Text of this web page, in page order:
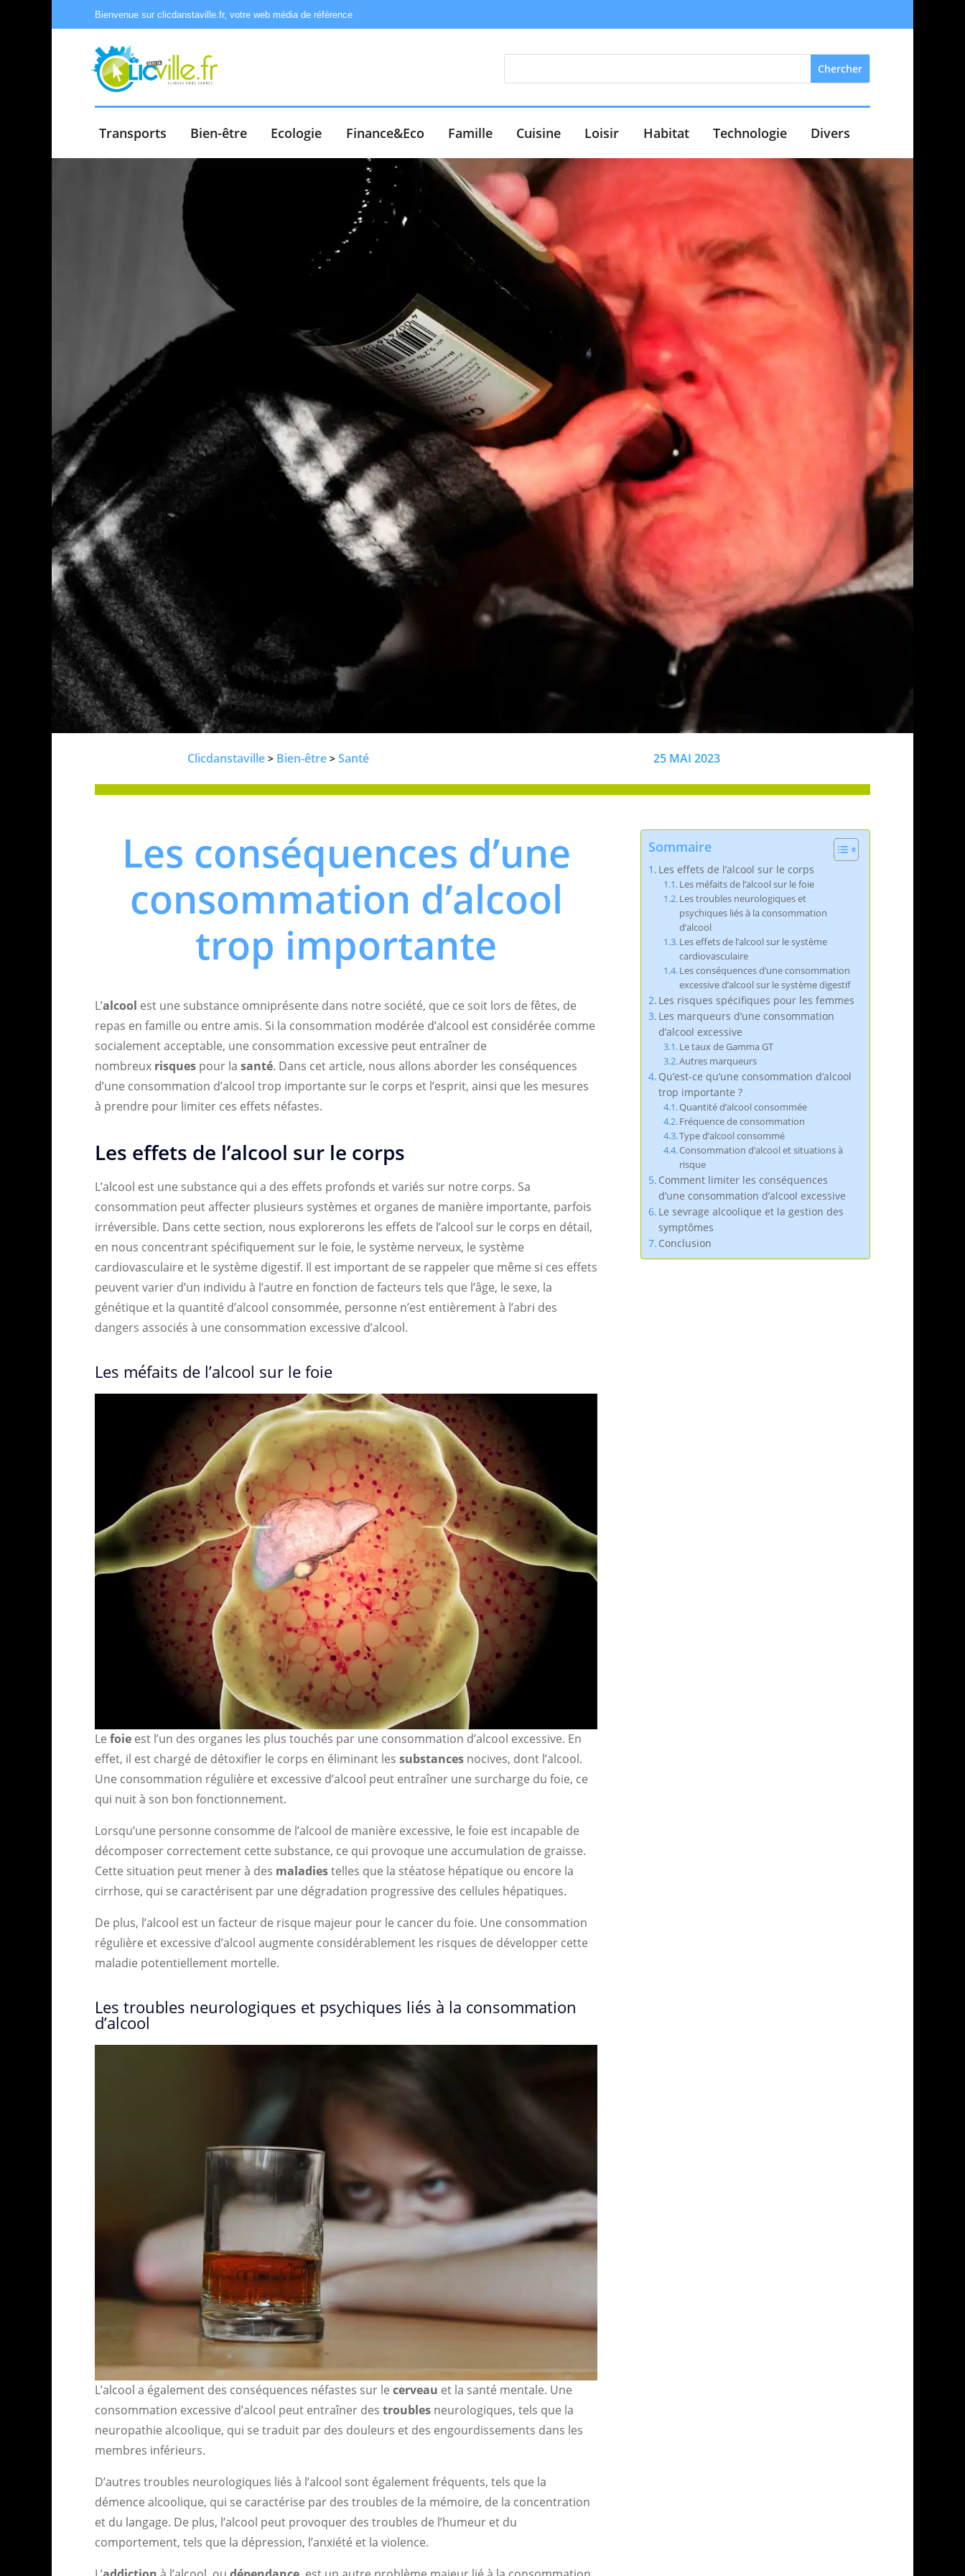
Bienvenue sur clicdanstaville.fr, votre web média de référence
Transports Bien-être Ecologie Finance&Eco Famille Cuisine Loisir Habitat Technologie Divers
Clicdanstaville> Bien-être> Santé 25 MAI 2023
Les conséquences d’une
consommation d’alcool
trop importante
L’alcool est une substance omniprésente dans notre société, que ce soit lors de fêtes, de
repas en famille ou entre amis. Si la consommation modérée d’alcool est considérée comme
socialement acceptable, une consommation excessive peut entraîner de
nombreux risques pour la santé. Dans cet article, nous allons aborder les conséquences
d’une consommation d’alcool trop importante sur le corps et l’esprit, ainsi que les mesures
à prendre pour limiter ces effets néfastes.
Les effets de l’alcool sur le corps
L’alcool est une substance qui a des effets profonds et variés sur notre corps. Sa
consommation peut affecter plusieurs systèmes et organes de manière importante, parfois
irréversible. Dans cette section, nous explorerons les effets de l’alcool sur le corps en détail,
en nous concentrant spécifiquement sur le foie, le système nerveux, le système
cardiovasculaire et le système digestif. Il est important de se rappeler que même si ces effets
peuvent varier d’un individu à l’autre en fonction de facteurs tels que l’âge, le sexe, la
génétique et la quantité d’alcool consommée, personne n’est entièrement à l’abri des
dangers associés à une consommation excessive d’alcool.
Les méfaits de l’alcool sur le foie
Le foie est l’un des organes les plus touchés par une consommation d’alcool excessive. En
effet, il est chargé de détoxifier le corps en éliminant les substances nocives, dont l’alcool.
Une consommation régulière et excessive d’alcool peut entraîner une surcharge du foie, ce
qui nuit à son bon fonctionnement.
Lorsqu’une personne consomme de l’alcool de manière excessive, le foie est incapable de
décomposer correctement cette substance, ce qui provoque une accumulation de graisse.
Cette situation peut mener à des maladiestelles que la stéatose hépatique ou encore la
cirrhose, qui se caractérisent par une dégradation progressive des cellules hépatiques.
De plus, l’alcool est un facteur de risque majeur pour le cancer du foie. Une consommation
régulière et excessive d’alcool augmente considérablement les risques de développer cette
maladie potentiellement mortelle.
Les troubles neurologiques et psychiques liés à la consommation
d’alcool
L’alcool a également des conséquences néfastes sur le cerveau et la santé mentale. Une
consommation excessive d’alcool peut entraîner des troubles neurologiques, tels que la
neuropathie alcoolique, qui se traduit par des douleurs et des engourdissements dans les
membres inférieurs.
D’autres troubles neurologiques liés à l’alcool sont également fréquents, tels que la
démence alcoolique, qui se caractérise par des troubles de la mémoire, de la concentration
et du langage. De plus, l’alcool peut provoquer des troubles de l’humeur et du
comportement, tels que la dépression, l’anxiété et la violence.
Sommaire
Les effets de l’alcool sur le corps
Les méfaits de l’alcool sur le foie
Les troubles neurologiques et
psychiques liés à la consommation
d’alcool
Les effets de l’alcool sur le système
cardiovasculaire
Les conséquences d’une consommation
excessive d’alcool sur le système digestif
Les risques spécifiques pour les femmes
Les marqueurs d’une consommation
d’alcool excessive
Le taux de Gamma GT
Autres marqueurs
Qu’est-ce qu’une consommation d’alcool
trop importante ?
Quantité d’alcool consommée
Fréquence de consommation
Type d’alcool consommé
Consommation d’alcool et situations à
risque
Comment limiter les conséquences
d’une consommation d’alcool excessive
Le sevrage alcoolique et la gestion des
symptômes
Conclusion